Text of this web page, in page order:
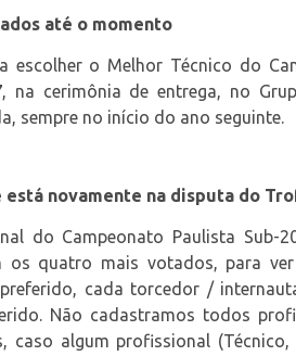
até o momento
o Melhor Técnico do
, na cerimônia de entrega, no
sempre no início do ano seguinte.
novamente na disputa do
do Campeonato Paulista Sub-
os quatro mais votados, para
cada torcedor /
Não cadastramos todos
algum profissional (Técnico,